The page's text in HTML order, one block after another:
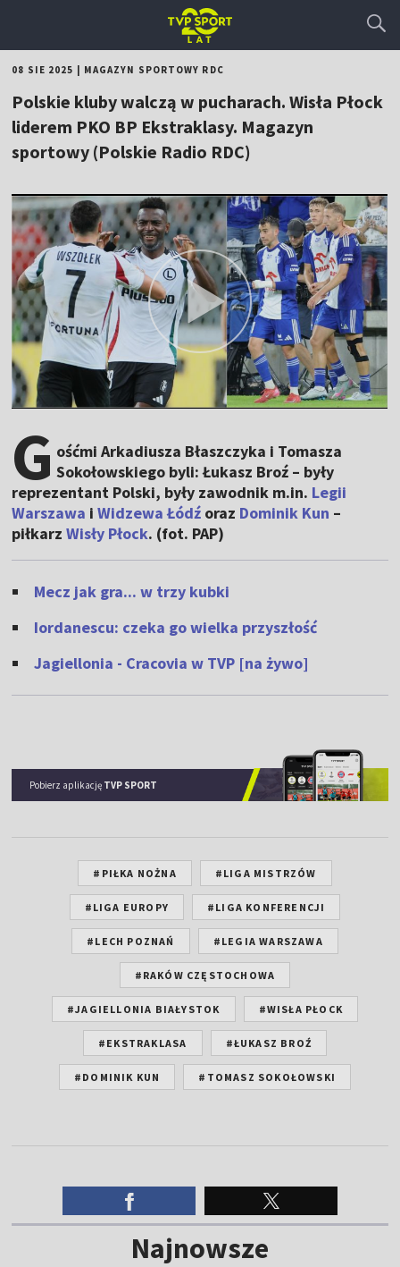
08 SIE 2025 MAGAZYN SPORTOWY RDC
Polskie kluby walczą w pucharach. Wisła Płock
liderem PKO BP Ekstraklasy. Magazyn
sportowy (Polskie Radio RDC)
G ośćmi Arkadiusza Błaszczyka i Tomasza
Sokołowskiego byli: Łukasz Broź – były
reprezentant Polski, były zawodnik m.in. Legii
Warszawa iWidzewa Łódź oraz Dominik Kun –
piłkarzWisły Płock. (fot. PAP)
Mecz jak gra... w trzy kubki
Iordanescu: czeka go wielka przyszłość
Jagiellonia - Cracovia w TVP [na żywo]
Pobierz aplikację TVP SPORT
#PIŁKA NOŻNA #LIGA MISTRZÓW
#LIGA EUROPY #LIGA KONFERENCJI
#LECH POZNAŃ #LEGIA WARSZAWA
#RAKÓW CZĘSTOCHOWA
#JAGIELLONIA BIAŁYSTOK #WISŁA PŁOCK
#EKSTRAKLASA #ŁUKASZ BROŹ
#DOMINIK KUN #TOMASZ SOKOŁOWSKI
Najnowsze